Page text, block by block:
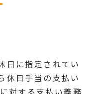
日に指定されてい
休日手当の支払い